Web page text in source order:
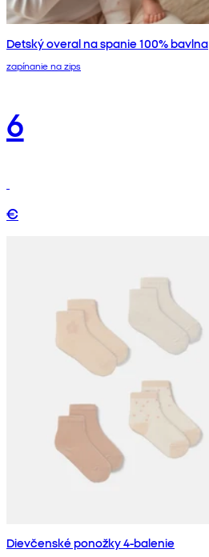
Detský overal na spanie 100% bavlna
zapínanie na zips
6
€
Dievčenské ponožky 4-balenie